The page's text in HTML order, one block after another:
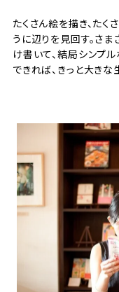
たくさん絵を描き、たく
うに辺りを見回す。さ
け書いて、結局シンプ
できれば、きっと大き